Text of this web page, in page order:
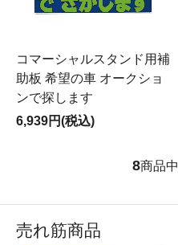
コマーシャルスタンド用補
助板 希望の車 オークショ
ンで探します
6,939円(税込)
8商品中
売れ筋商品